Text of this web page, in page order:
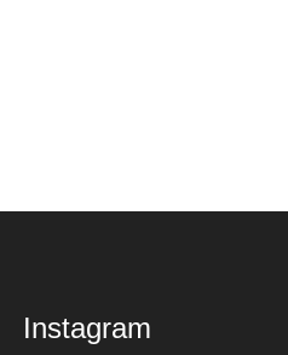
Instagram